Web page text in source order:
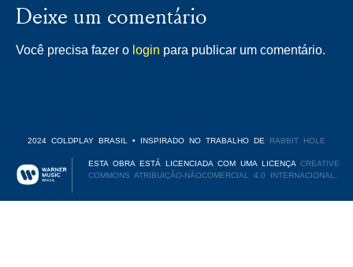
Deixe um comentário
Você precisa fazer o login para publicar um comentário.
2024 COLDPLAY BRASIL • INSPIRADO NO TRABALHO DE RABBIT HOLE
ESTA OBRA ESTÁ LICENCIADA COM UMA LICENÇACREATIVE
COMMONS ATRIBUIÇÃO-NÃOCOMERCIAL 4.0 INTERNACIONAL.